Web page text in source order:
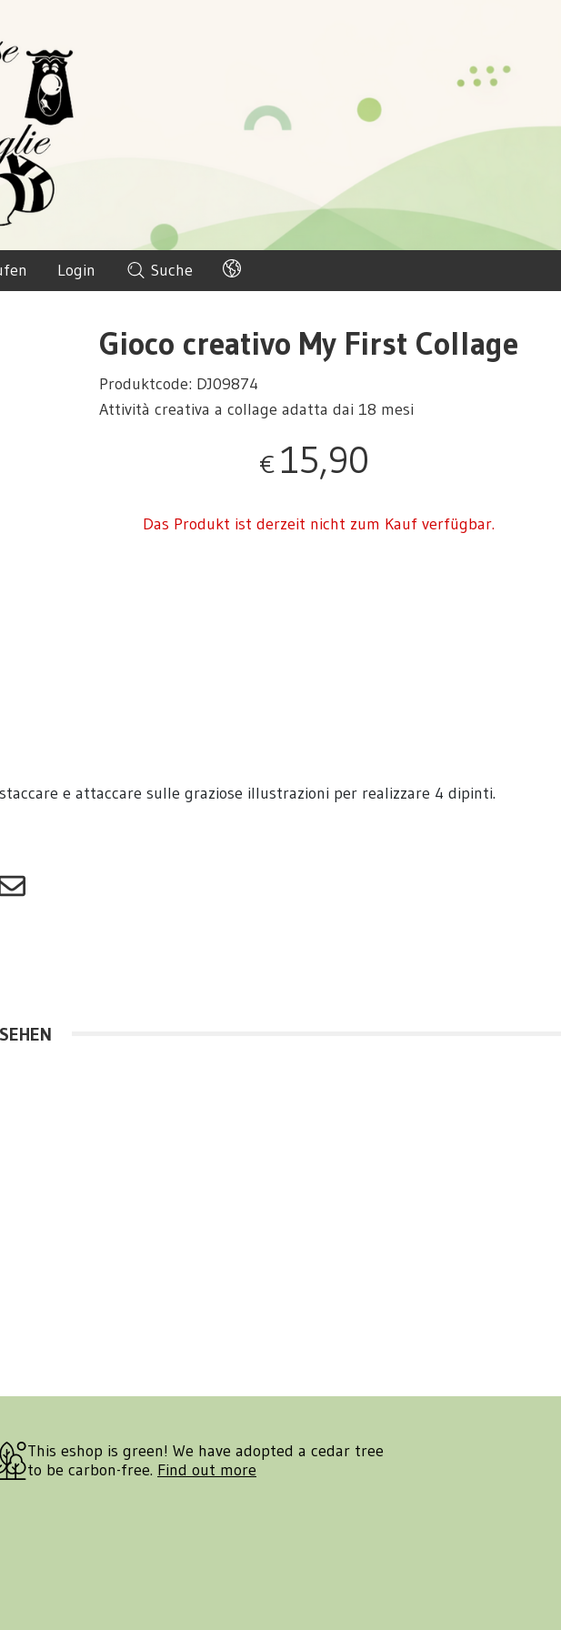
Login Suche
Gioco creativo My First Collage
Produktcode: DJ09874
Attività creativa a collage adatta dai 18 mesi
€ 15,90
Das Produkt ist derzeit nicht zum Kauf verfügbar.
e attaccare sulle graziose illustrazioni per realizzare 4 dipinti.
This eshop is green! We have adopted a cedar tree
to be carbon-free. Find out more